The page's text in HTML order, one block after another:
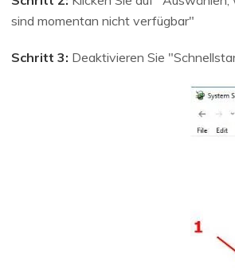
sind momentan nicht verfügbar"
Schritt 3: Deaktivieren Sie